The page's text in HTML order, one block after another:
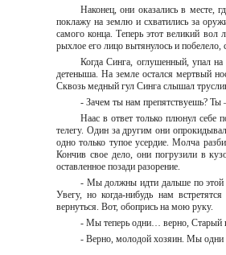
Наконец, они оказались в месте,
поклажу на землю и схватились за
самого конца. Теперь этот великий вол
рыхлое его лицо вытянулось и побелело,
Когда Синга, оглушенный, упал
детеныша. На земле остался мертвый
Сквозь медный гул Синга слышал
- Зачем ты нам препятствуешь? Ты
Наас в ответ только плюнул себе
телегу. Один за другим они
одно только тупое усердие. Молча
Кончив свое дело, они погрузили в
оставленное позади разорение.
- Мы должны идти дальше по этой
Увегу, но когда-нибудь нам
вернуться. Вот, обопрись на мою руку.
- Мы теперь одни… верно, Старый
- Верно, молодой хозяин. Мы